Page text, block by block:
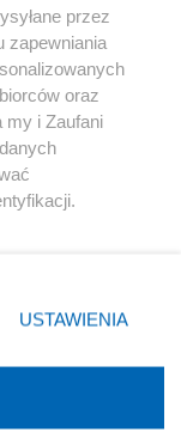
Youtube
przez
zapewniania
oraz
my i Zaufani
prywatności
zgody
takiemu
tylko
USTAWIENIA